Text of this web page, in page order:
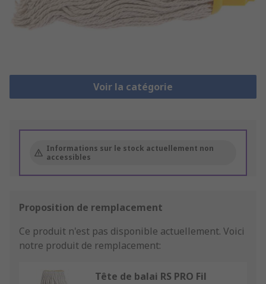
Voir la catégorie
Informations sur le stock actuellement non
accessibles
Proposition de remplacement
Ce produit n'est pas disponible actuellement. Voici
notre produit de remplacement:
Tête de balai RS PRO Fil